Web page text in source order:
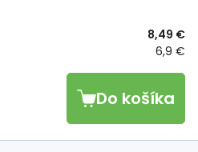
6,9 €
8,49 €
Do košíka